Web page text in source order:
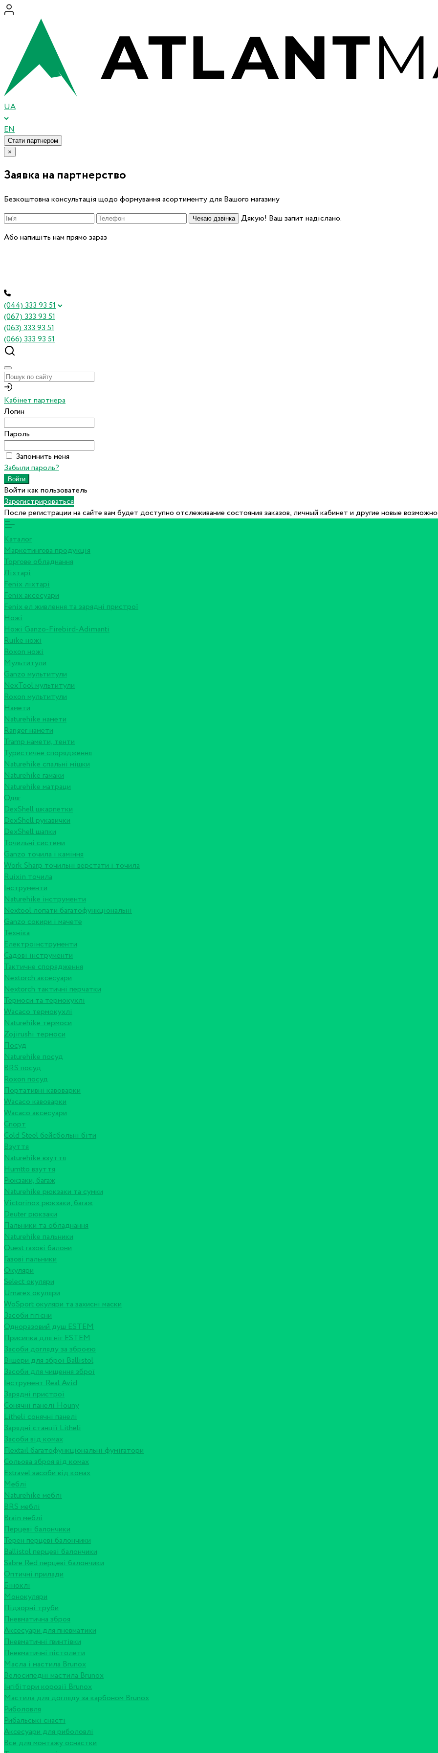
UA
EN
Стати партнером
×
Заявка на партнерство
Безкоштовна консультація щодо формування асортименту для Вашого магазину
Чекаю дзвінка
Дякую! Ваш запит надіслано.
Або напишіть нам прямо зараз
(044) 333 93 51
(067) 333 93 51
(063) 333 93 51
(066) 333 93 51
Кабінет партнера
Логин
Пароль
Запомнить меня
Забыли пароль?
Войти как пользователь
Зарегистрироваться
После регистрации на сайте вам будет доступно отслеживание состояния заказов, личный кабинет и другие новые
Каталог
Маркетингова продукція
Торгове обладнання
Ліхтарі
Fenix ліхтарі
Fenix аксесуари
Fenix ел живлення та зарядні пристрої
Ножі
Ножі Ganzo-Firebird-Adimanti
Ruike ножі
Roxon ножi
Мультитули
Ganzo мультитули
NexTool мультитули
Roxon мультитули
Намети
Naturehike намети
Ranger намети
Tramp намети, тенти
Туристичне спорядження
Naturehike спальні мішки
Naturehike гамаки
Naturehike матраци
Одяг
DexShell шкарпетки
DexShell рукавички
DexShell шапки
Точильні системи
Ganzo точила і каміння
Work Sharp точильні верстати і точила
Ruixin точила
Інструменти
Naturehike інструменти
Nextool лопати багатофункціональні
Ganzo сокири і мачете
Техніка
Електроінструменти
Садові інструменти
Тактичне спорядження
Nextorch аксесуари
Nextorch тактичні перчатки
Термоси та термокухлі
Wacaco термокухлі
Naturehike термоси
Zojirushi термоси
Посуд
Naturehike посуд
BRS посуд
Roxon посуд
Портативні кавоварки
Wacaco кавоварки
Wacaco аксесуари
Спорт
Cold Steel бейсбольні біти
Взуття
Naturehike взуття
Humtto взуття
Рюкзаки, багаж
Naturehike рюкзаки та сумки
Victorinox рюкзаки, багаж
Deuter рюкзаки
Пальники та обладнання
Naturehike пальники
Quest газові балони
Газові пальники
Окуляри
Select окуляри
Umarex окуляри
WoSport окуляри та захисні маски
Засоби гігієни
Одноразовий душ ESTEM
Присипка для ніг ESTEM
Засоби догляду за зброєю
Вішери для зброї Ballistol
Засоби для чищення зброї
Інструмент Real Avid
Зарядні пристрої
Сонячні панелі Houny
Litheli сонячні панелі
Зарядні станції Litheli
Засоби від комах
Flextail багатофункціональні фумігатори
Сольова зброя від комах
Extravel засоби від комах
Меблі
Naturehike меблі
BRS меблі
Brain меблі
Перцеві балончики
Терен перцеві балончики
Ballistol перцеві балончики
Sabre Red перцеві балончики
Оптичні прилади
Біноклі
Монокуляри
Підзорні труби
Пневматична зброя
Аксесуари для пневматики
Пневматичні гвинтівки
Пневматичні пістолети
Масла і мастила Brunox
Велосипедні мастила Brunox
Інгібітори корозії Brunox
Мастила для догляду за карбоном Brunox
Риболовля
Рибальські снасті
Аксесуари для риболовлі
Все для монтажу оснастки